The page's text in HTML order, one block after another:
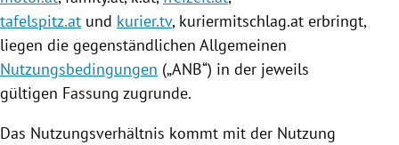
Untermenü
Untermenü
tafelspitz.at und kurier.tv, kuriermitschlag.at erbringt,
liegen die gegenständlichen Allgemeinen
Nutzungsbedingungen („ANB“) in der jeweils
gültigen Fassung zugrunde.
Das Nutzungsverhältnis kommt mit der Nutzung